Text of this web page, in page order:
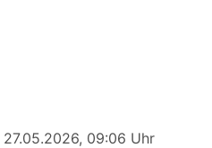
09:06 Uhr